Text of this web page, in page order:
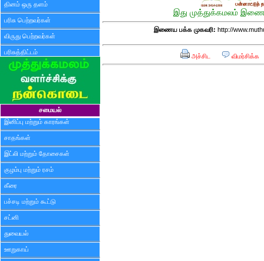
தினம் ஒரு தளம்
பரிசு பெற்றவர்கள்
விருது பெற்றவர்கள்
பரிசுத்திட்டம்
சமையல்
இனிப்பு மற்றும் காரங்கள்
சாதங்கள்
இட்லி மற்றும் தோசைகள்
குழம்பு மற்றும் ரசம்
கீரை
பச்சடி மற்றும் கூட்டு
சட்னி
துவையல்
ஊறுகாய்
இது முத்துக்கமலம்
இணைய பக்க முகவரி: http://
அச்சிட விமர்சிக்க